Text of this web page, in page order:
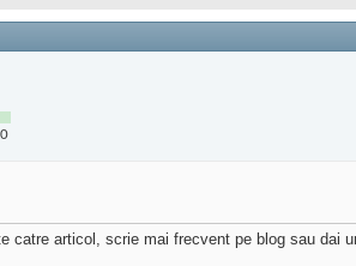
0
catre articol, scrie mai frecvent pe blog sau dai